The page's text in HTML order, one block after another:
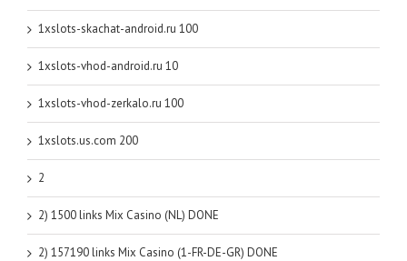
1xslots-skachat-android.ru 100
1xslots-vhod-android.ru 10
1xslots-vhod-zerkalo.ru 100
1xslots.us.com 200
2
2) 1500 links Mix Casino (NL) DONE
2) 157190 links Mix Casino (1-FR-DE-GR) DONE